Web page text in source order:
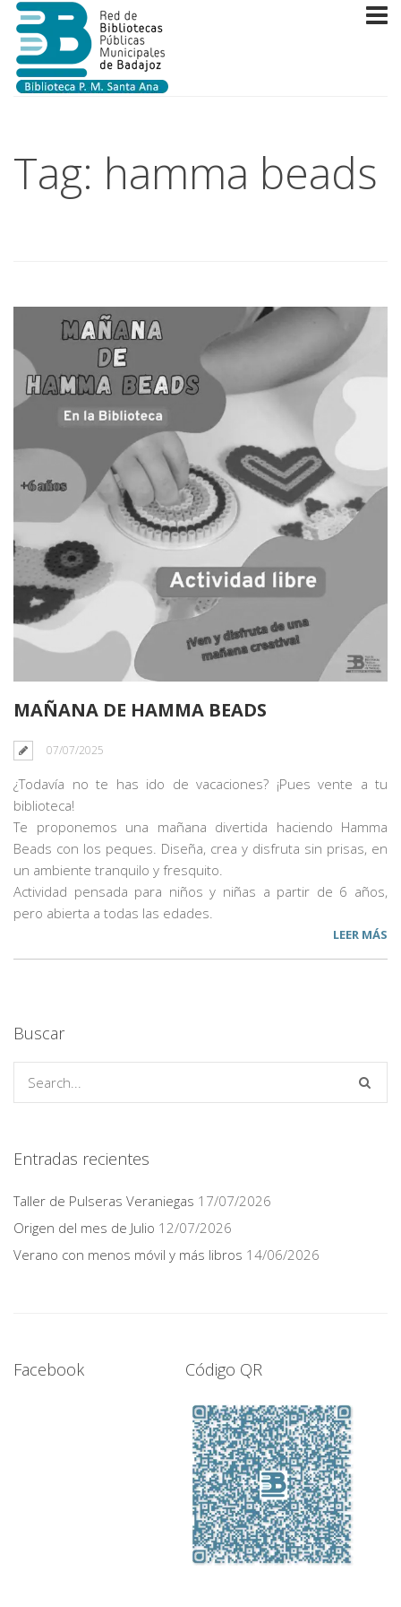
Tag: hamma beads
MAÑANA DE HAMMA BEADS
07/07/2025
¿Todavía no te has ido de vacaciones? ¡Pues vente a tu
biblioteca!
Te proponemos una mañana divertida haciendo Hamma
Beads con los peques. Diseña, crea y disfruta sin prisas, en
un ambiente tranquilo y fresquito.
Actividad pensada para niños y niñas a partir de 6 años,
pero abierta a todas las edades.
LEER MÁS
Buscar
Entradas recientes
Taller de Pulseras Veraniegas 17/07/2026
Origen del mes de Julio 12/07/2026
Verano con menos móvil y más libros 14/06/2026
Facebook Código QR